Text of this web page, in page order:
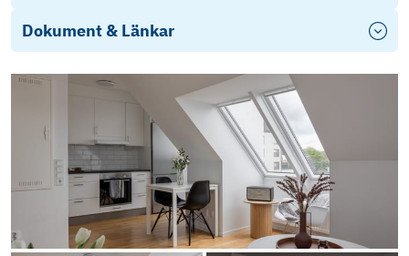
Dokument & Länkar
Årsredovisning 2024
Stadgar
Årsredovisning 2025
Objektsbeskrivning